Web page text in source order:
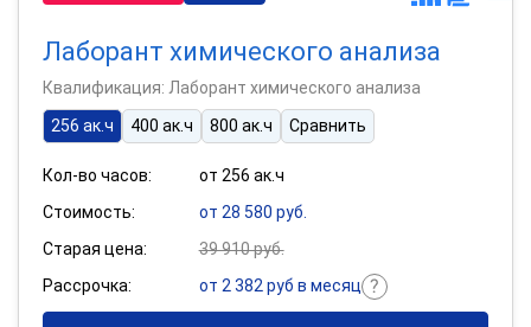
Лаборант химического анализа
Квалификация: Лаборант химического анализа
256 ак.ч
400 ак.ч 800 ак.ч Сравнить
Кол-во часов:
от 256 ак.ч
Стоимость:
от 28 580 руб.
Старая цена:
39 910 руб.
Рассрочка:
от 2 382 руб в месяц